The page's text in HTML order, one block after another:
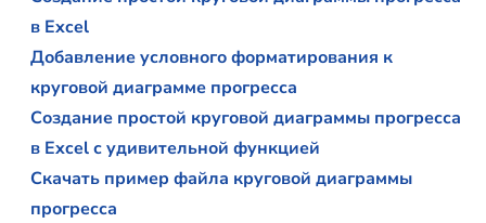
в Excel
Добавление условного форматирования к
круговой диаграмме прогресса
Создание простой круговой диаграммы прогресса
в Excel с удивительной функцией
Скачать пример файла круговой диаграммы
прогресса